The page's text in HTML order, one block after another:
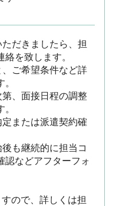
だきましたら、担
を致します。
ご希望条件など詳
、面接日程の調整
または派遣契約確
も継続的に担当コ
認などアフターフォ
ので、詳しくは担